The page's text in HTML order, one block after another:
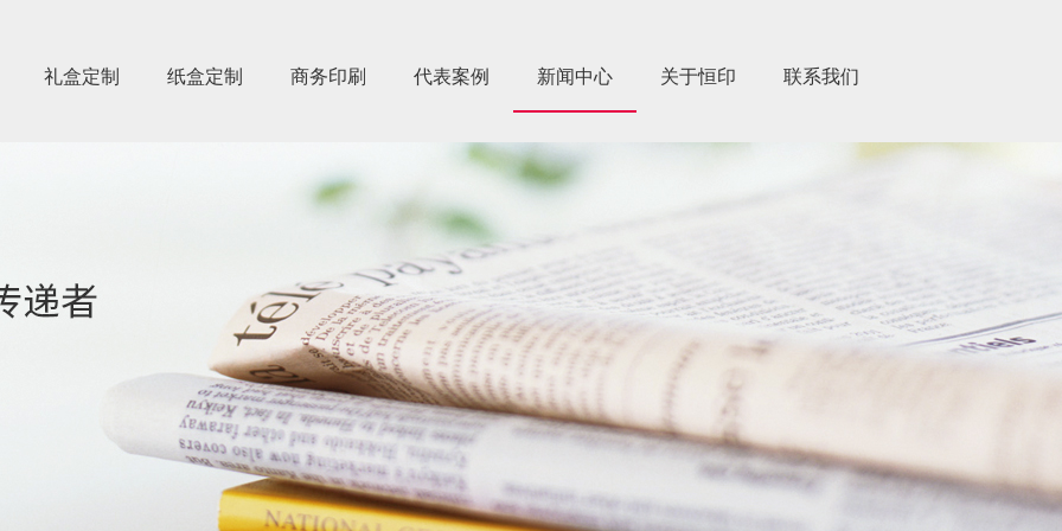
礼盒定制 纸盒定制 商务印刷 代表案例 新闻中心 关于恒印 联系我们